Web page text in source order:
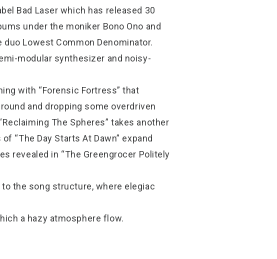
Bad Laser which has released 30
under the moniker Bono Ono and
Lowest Common Denominator.
modular synthesizer and noisy-
with “Forensic Fortress” that
and dropping some overdriven
The Spheres” takes another
“The Day Starts At Dawn” expand
revealed in “The Greengrocer Politely
the song structure, where elegiac
a hazy atmosphere flow.